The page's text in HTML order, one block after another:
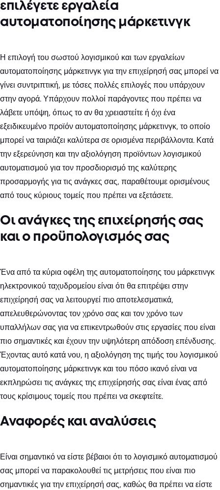
επιλέγετε εργαλεία
αυτοματοποίησης μάρκετινγκ
Η επιλογή του σωστού λογισμικού και των εργαλείων
αυτοματοποίησης μάρκετινγκ για την επιχείρησή σας μπορεί να
γίνει συντριπτική, με τόσες πολλές επιλογές που υπάρχουν
στην αγορά. Υπάρχουν πολλοί παράγοντες που πρέπει να
λάβετε υπόψη, όπως το αν θα χρειαστείτε ή όχι ένα
εξειδικευμένο προϊόν αυτοματοποίησης μάρκετινγκ, το οποίο
μπορεί να ταιριάζει καλύτερα σε ορισμένα περιβάλλοντα. Κατά
την εξερεύνηση και την αξιολόγηση προϊόντων λογισμικού
αυτοματισμού για τον προσδιορισμό της καλύτερης
προσαρμογής για τις ανάγκες σας, παραθέτουμε ορισμένους
από τους κύριους τομείς που πρέπει να εξετάσετε.
Οι ανάγκες της επιχείρησής σας
και ο προϋπολογισμός σας
Ένα από τα κύρια οφέλη της αυτοματοποίησης του μάρκετινγκ
ηλεκτρονικού ταχυδρομείου είναι ότι θα επιτρέψει στην
επιχείρησή σας να λειτουργεί πιο αποτελεσματικά,
απελευθερώνοντας τον χρόνο σας και τον χρόνο των
υπαλλήλων σας για να επικεντρωθούν στις εργασίες που είναι
πιο σημαντικές και έχουν την υψηλότερη απόδοση επένδυσης.
Έχοντας αυτό κατά νου, η αξιολόγηση της τιμής του λογισμικού
αυτοματοποίησης μάρκετινγκ και του πόσο ικανό είναι να
εκπληρώσει τις ανάγκες της επιχείρησής σας είναι ένας από
τους κρίσιμους τομείς που πρέπει να σκεφτείτε.
Αναφορές και αναλύσεις
Είναι σημαντικό να είστε βέβαιοι ότι το λογισμικό αυτοματισμού
σας μπορεί να παρακολουθεί τις μετρήσεις που είναι πιο
σημαντικές για την επιχείρησή σας, καθώς θα πρέπει να είστε